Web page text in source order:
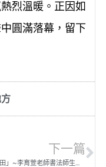
烈溫暖。正因如
圓滿落幕，留下
下一篇